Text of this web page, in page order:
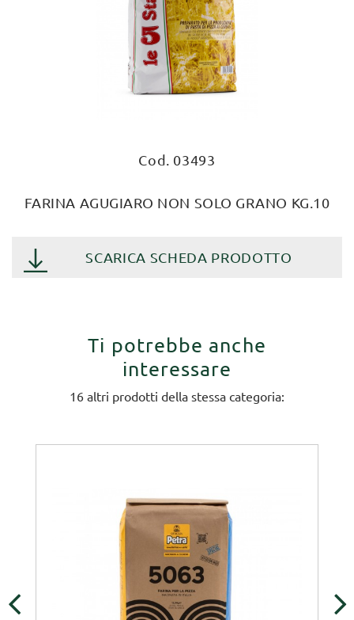
Cod. 03493
FARINA AGUGIARO NON SOLO GRANO KG.10
SCARICA SCHEDA PRODOTTO
Ti potrebbe anche
interessare
16 altri prodotti della stessa categoria: